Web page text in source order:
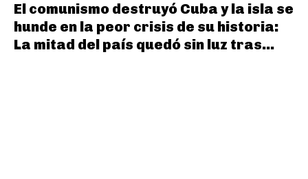
El comunismo destruyó Cuba y la isla se
hunde en la peor crisis de su historia:
La mitad del país quedó sin luz tras...